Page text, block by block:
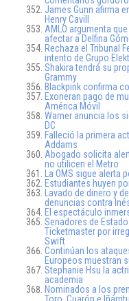
James Gunn afirma
Henry Cavill
AMLO argumenta
afectar a Delfina
Rechaza el Tribunal
intento de Grupo
Shakira tendrá su
Grammy
Blackpink confirma
Exoneran pago de
América Móvil
Warner anuncia los
DC
Falleció la primera
Addams
Abogado solicita
no utilicen el Metro
La OMS sigue alerta
Estudiantes huyen
Lavado de dinero y
denuncias contra
El espectáculo
Senadores de
Ticketmaster por
Swift
Continúan los
Europeos muestran
Stephanie Hsu la
academia
Nominados a los